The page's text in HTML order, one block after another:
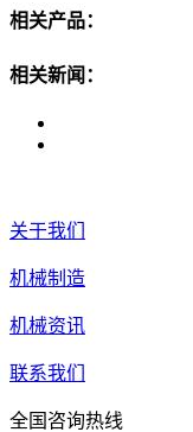
相关产品：
相关新闻：
关于我们
机械制造
机械资讯
联系我们
全国咨询热线